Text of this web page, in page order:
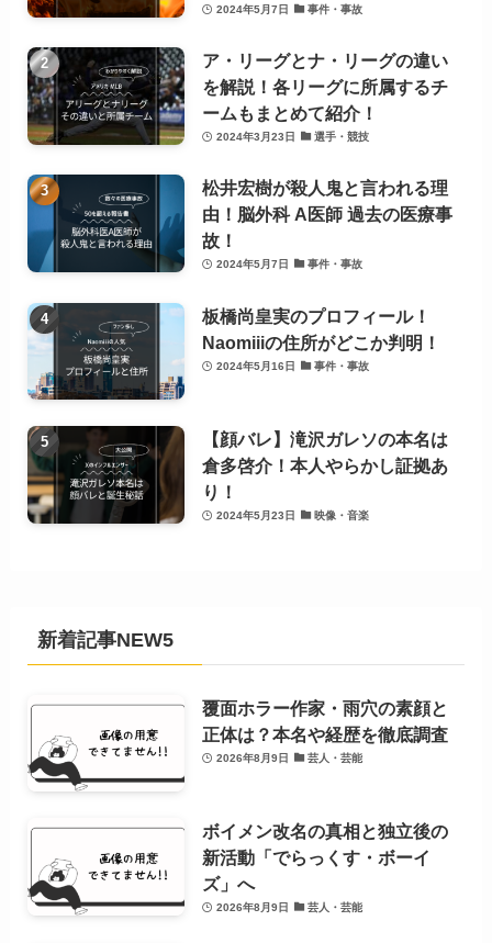
2024年5月7日 事件・事故
ア・リーグとナ・リーグの違い
を解説！各リーグに所属するチ
ームもまとめて紹介！
2024年3月23日 選手・競技
松井宏樹が殺人鬼と言われる理
由！脳外科 A医師 過去の医療事
故！
2024年5月7日 事件・事故
板橋尚皇実のプロフィール！
Naomiiiの住所がどこか判明！
2024年5月16日 事件・事故
【顔バレ】滝沢ガレソの本名は
倉多啓介！本人やらかし証拠あ
り！
2024年5月23日 映像・音楽
新着記事NEW5
覆面ホラー作家・雨穴の素顔と
正体は？本名や経歴を徹底調査
2026年8月9日 芸人・芸能
ボイメン改名の真相と独立後の
新活動「でらっくす・ボーイ
ズ」へ
2026年8月9日 芸人・芸能